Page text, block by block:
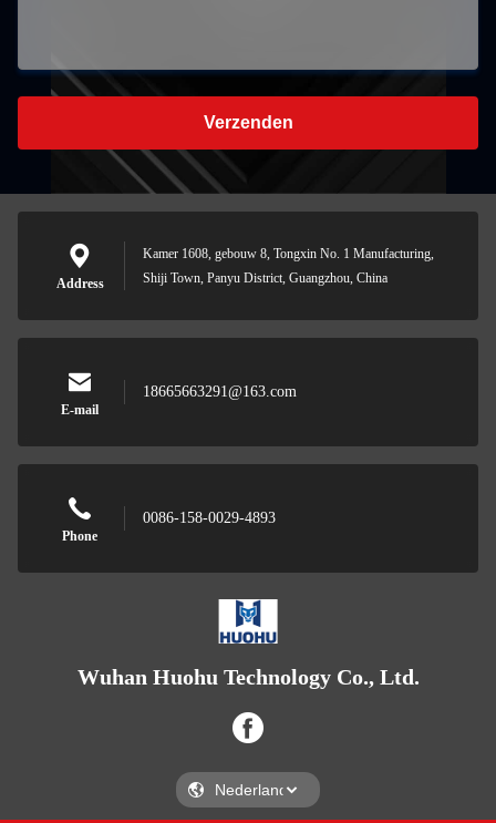
Verzenden
Address
Kamer 1608, gebouw 8, Tongxin No. 1 Manufacturing,
Shiji Town, Panyu District, Guangzhou, China
E-mail
18665663291@163.com
Phone
0086-158-0029-4893
Wuhan Huohu Technology Co., Ltd.